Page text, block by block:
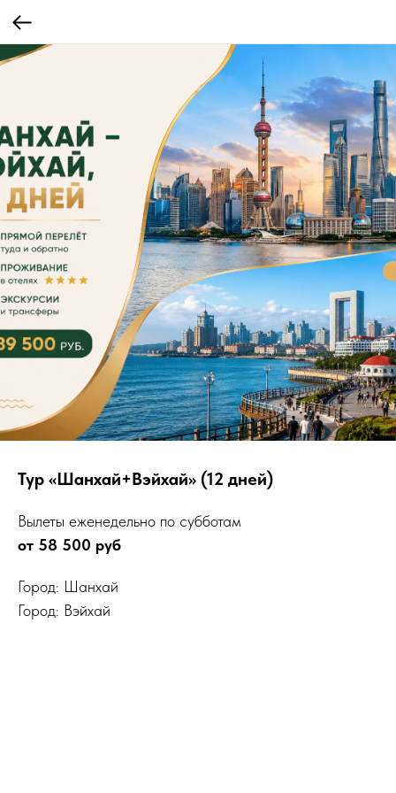
Тур «Шанхай+Вэйхай» (12 дней)
Вылеты еженедельно по субботам
от 58 500 руб
Город: Шанхай
Город: Вэйхай